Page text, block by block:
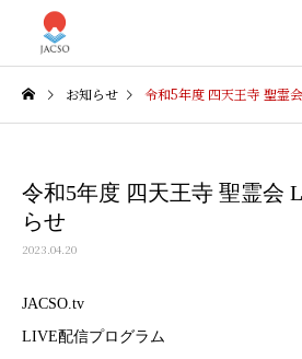
お知らせ 令和5年度 四天王寺 聖霊
令和5年度 四天王寺 聖霊会
らせ
2023.04.20
JACSO.tv
LIVE配信プログラム